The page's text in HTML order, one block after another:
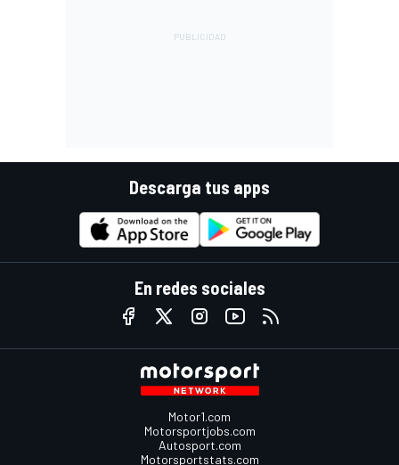
Descarga tus apps
En redes sociales
Motor1.com
Motorsportjobs.com
Autosport.com
Motorsportstats.com